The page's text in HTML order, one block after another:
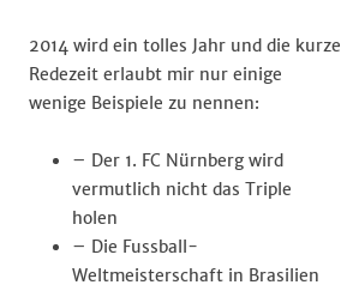
2014 wird ein tolles Jahr und die kurze
Redezeit erlaubt mir nur einige
wenige Beispiele zu nennen:
– Der 1. FC Nürnberg wird
vermutlich nicht das Triple
holen
– Die Fussball-
Weltmeisterschaft in Brasilien